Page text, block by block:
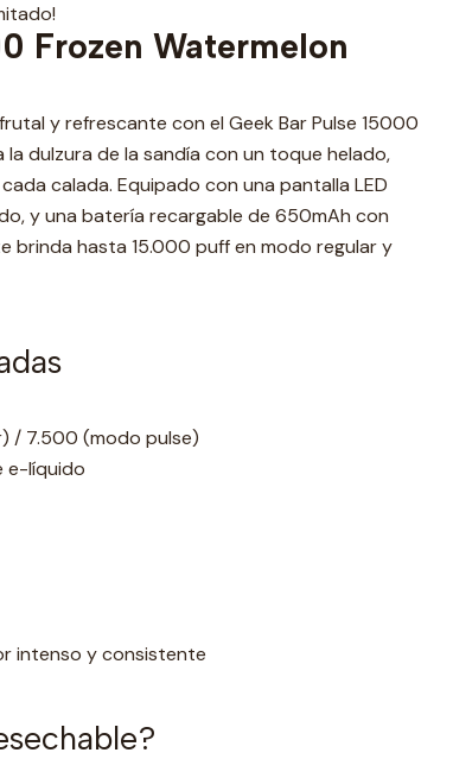
Frozen Watermelon
y refrescante con el Geek Bar Pulse 15000
dulzura de la sandía con un toque helado,
calada. Equipado con una pantalla LED
y una batería recargable de 650mAh con
brinda hasta 15.000 puff en modo regular y
/ 7.500 (modo pulse)
e-líquido
intenso y consistente